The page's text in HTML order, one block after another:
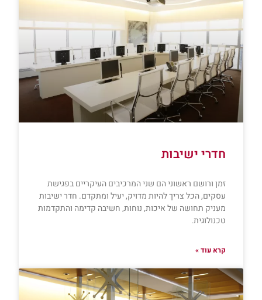
חדרי ישיבות
זמן ורושם ראשוני הם שני המרכיבים העיקריים בפגישת
עסקים, הכל צריך להיות מדויק, יעיל ומתקדם. חדר ישיבות
מעניק תחושה של איכות, נוחות, חשיבה קדימה והתקדמות
טכנולוגית.
קרא עוד »